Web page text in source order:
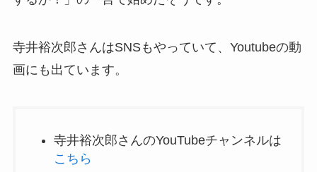
寺井裕次郎さんはSNSもやっていて、Youtubeの動
画にも出ています。
寺井裕次郎さんのYouTubeチャンネルは
こちら